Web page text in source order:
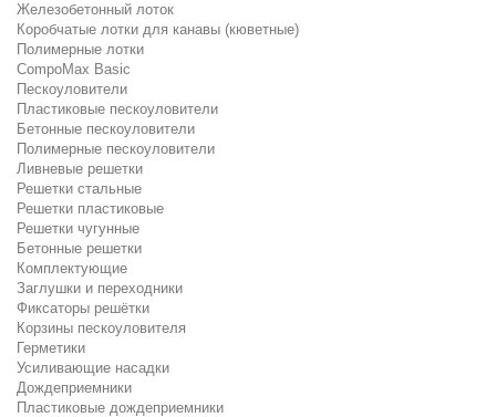
Железобетонный лоток
Коробчатые лотки для канавы (кюветные)
Полимерные лотки
CompoMax Basic
Пескоуловители
Пластиковые пескоуловители
Бетонные пескоуловители
Полимерные пескоуловители
Ливневые решетки
Решетки стальные
Решетки пластиковые
Решетки чугунные
Бетонные решетки
Комплектующие
Заглушки и переходники
Фиксаторы решётки
Корзины пескоуловителя
Герметики
Усиливающие насадки
Дождеприемники
Пластиковые дождеприемники